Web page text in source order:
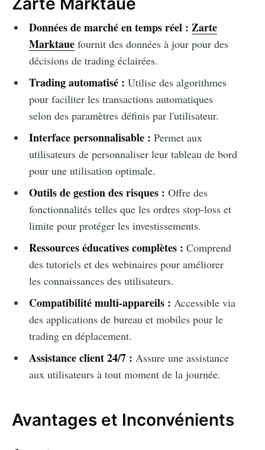
Données de marché en temps réel : Zarte
Marktauefournit des données à jour pour des
décisions de trading éclairées.
Trading automatisé : Utilise des algorithmes
pour faciliter les transactions automatiques
selon des paramètres définis par l'utilisateur.
Interface personnalisable : Permet aux
utilisateurs de personnaliser leur tableau de bord
pour une utilisation optimale.
Outils de gestion des risques : Offre des
fonctionnalités telles que les ordres stop-loss et
limite pour protéger les investissements.
Ressources éducatives complètes : Comprend
des tutoriels et des webinaires pour améliorer
les connaissances des utilisateurs.
Compatibilité multi-appareils : Accessible via
des applications de bureau et mobiles pour le
trading en déplacement.
Assistance client 24/7 : Assure une assistance
aux utilisateurs à tout moment de la journée.
Avantages et Inconvénients